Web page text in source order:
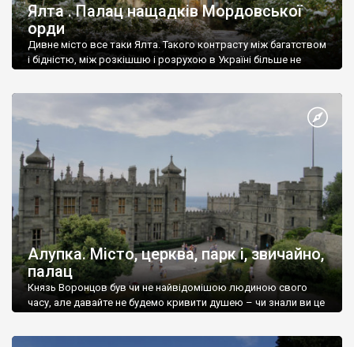
Ялта . Палац нащадків Мордовської
орди
Дивне місто все таки Ялта. Такого контрасту між багатством
і бідністю, між розкішшю і розрухою в Україні більше не
Алупка. Місто, церква, парк і, звичайно,
палац
Князь Воронцов був чи не найвідомішою людиною свого
часу, але давайте не будемо кривити душею – чи знали ви це